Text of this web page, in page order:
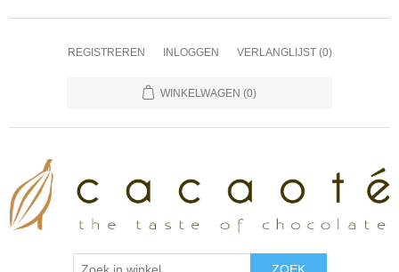
REGISTREREN INLOGGEN VERLANGLIJST (0)
WINKELWAGEN (0)